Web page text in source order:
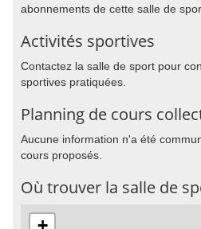
abonnements de cette salle de
Activités sportives
Contactez la salle de sport pour
sportives pratiquées.
Planning de cours
Aucune information n'a été
cours proposés.
Où trouver la salle de